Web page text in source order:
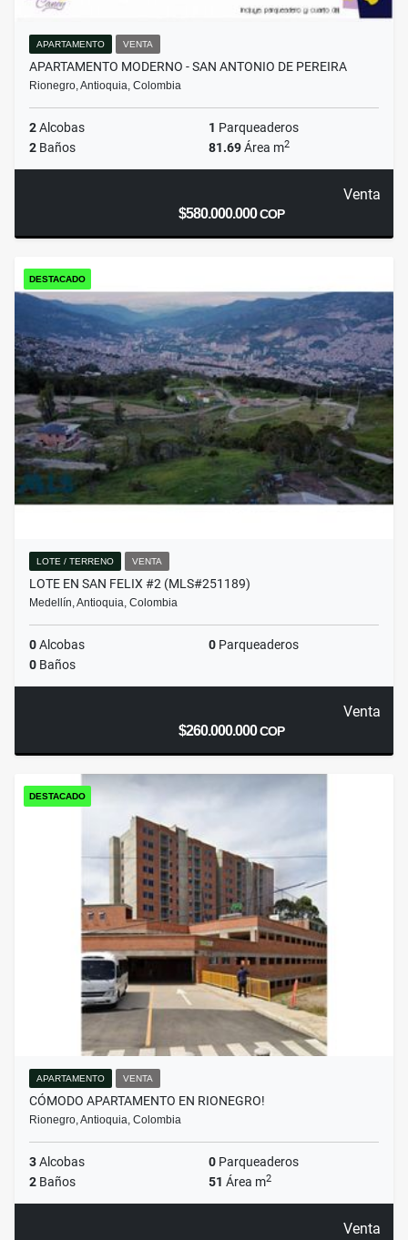
APARTAMENTO VENTA
APARTAMENTO MODERNO - SAN ANTONIO DE PEREIRA
Rionegro, Antioquia, Colombia
2Alcobas 1 Parqueaderos
2 Baños 81.69Área m2
Venta
$580.000.000COP
DESTACADO
LOTE / TERRENO VENTA
LOTE EN SAN FELIX #2 (MLS#251189)
Medellín, Antioquia, Colombia
0Alcobas 0 Parqueaderos
0 Baños
Venta
$260.000.000COP
DESTACADO
APARTAMENTO VENTA
CÓMODO APARTAMENTO EN RIONEGRO!
Rionegro, Antioquia, Colombia
3Alcobas 0 Parqueaderos
2 Baños 51 Área m2
Venta